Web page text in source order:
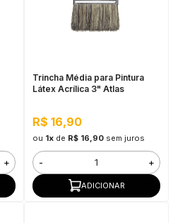
+
Trincha Média para Pintura
Látex Acrílica 3" Atlas
R$ 16,90
ou 1xde R$ 16,90 sem juros
- +
ADICIONAR